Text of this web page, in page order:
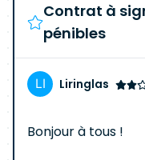
Contrat à
pénibles
Liringlas
Bonjour à tous !